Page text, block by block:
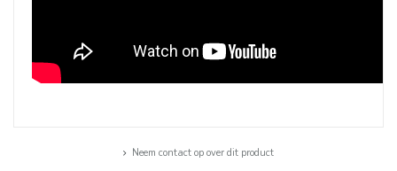
Neem contact op over dit product